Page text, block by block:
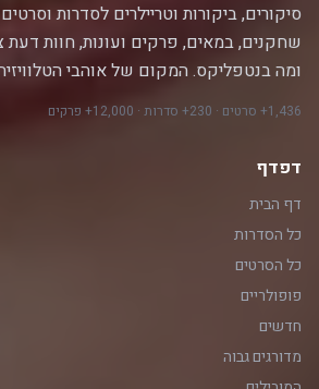
סיקורים, ביקורות וטריילרים לסדרות
שחקנים, במאים, פרקים ועונות, חוות דעת
ומה בנטפליקס. המקום של אוהבי
1,436+ סרטים · 230+ סדרות · 12,000+ פרקים
דפדף
דף הבית
כל הסדרות
כל הסרטים
פופולריים
חדשים
מדורגים גבוה